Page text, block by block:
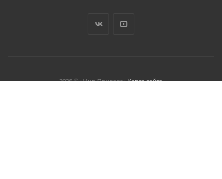
2026 © «Мир Привода» Карта сайта